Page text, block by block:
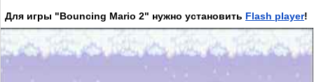
Для игры "Bouncing Mario 2" нужно установить Flash player!